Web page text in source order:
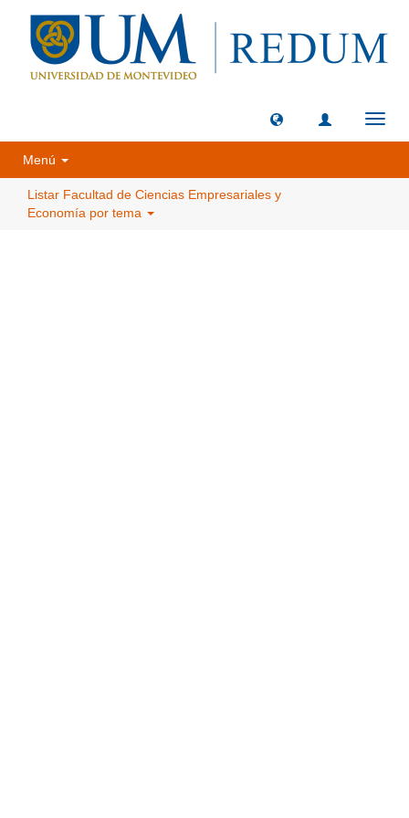
Menú
Listar Facultad de Ciencias Empresariales y
Economía por tema